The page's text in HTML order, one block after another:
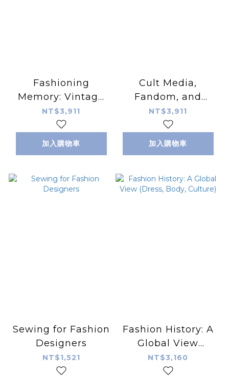
Fashioning
Memory: Vintage
Style and Youth
Culture (Dress and
Fashion Research)
NT$3,911
加入購物車
Cult Media,
Fandom, and
Textiles:
Handicrafting as
Fan Art
NT$3,911
加入購物車
Sewing for Fashion
Designers
NT$1,521
Fashion History: A
Global View
(Dress, Body,
Culture)
NT$3,160